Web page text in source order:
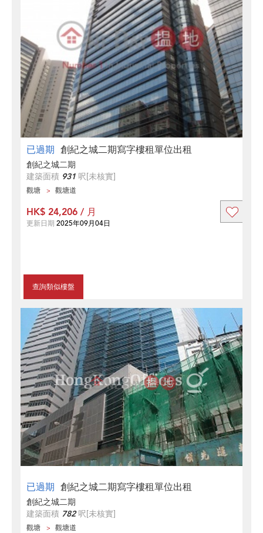
已過期 創紀之城二期寫字樓租單位出租
創紀之城二期
建築面積 931 呎[未核實]
觀塘 觀塘道
查詢類似樓盤
HK$ 24,206 / 月
更新日期 2025年09月04日
已過期 創紀之城二期寫字樓租單位出租
創紀之城二期
建築面積 782呎[未核實]
觀塘 觀塘道